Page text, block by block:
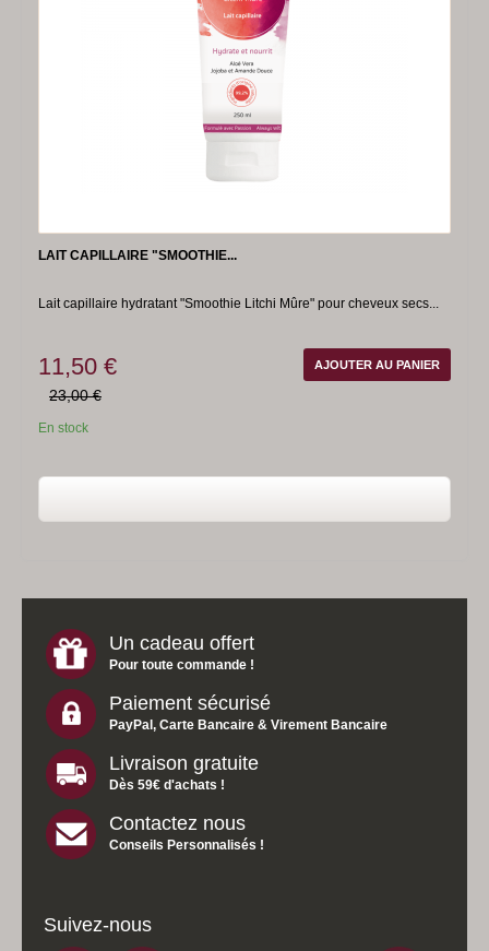
LAIT CAPILLAIRE "SMOOTHIE...
Lait capillaire hydratant "Smoothie Litchi Mûre" pour cheveux secs...
11,50 €
23,00 €
En stock
AJOUTER AU PANIER
Un cadeau offert
Pour toute commande !
Paiement sécurisé
PayPal, Carte Bancaire & Virement Bancaire
Livraison gratuite
Dès 59€ d'achats !
Contactez nous
Conseils Personnalisés !
Suivez-nous